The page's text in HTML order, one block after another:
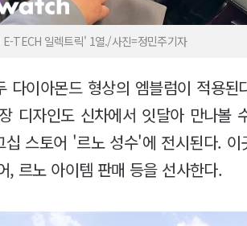
E-TECH 일렉트릭' 1열./사진=정민주기자
다이아몬드 형상의 엠블럼이 적용
디자인도 신차에서 잇달아 만나볼
십 스토어 '르노 성수'에 전시된다.
, 르노 아이템 판매 등을 선사한다.